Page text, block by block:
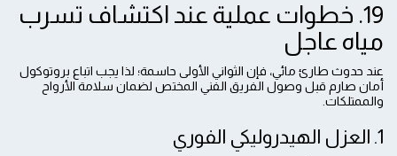
19. خطوات عملية عند اكتشاف تسرب
مياه عاجل
عند حدوث طارئ مائي، فإن الثواني الأولى حاسمة؛ لذا يجب اتباع بروتوكول
أمان صارم قبل وصول الفريق الفني المختص لضمان سلامة الأرواح
والممتلكات.
1. العزل الهيدروليكي الفوري